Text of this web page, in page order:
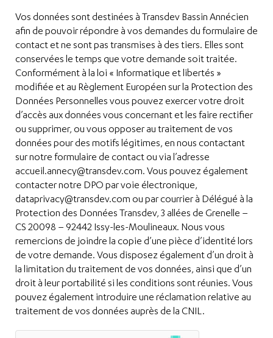
Vos données sont destinées à Transdev Bassin Annécien
afin de pouvoir répondre à vos demandes du formulaire de
contact et ne sont pas transmises à des tiers. Elles sont
conservées le temps que votre demande soit traitée.
Conformément à la loi « Informatique et libertés »
modifiée et au Règlement Européen sur la Protection des
Données Personnelles vous pouvez exercer votre droit
d’accès aux données vous concernant et les faire rectifier
ou supprimer, ou vous opposer au traitement de vos
données pour des motifs légitimes, en nous contactant
sur notre formulaire de contact ou via l’adresse
accueil.annecy@transdev.com. Vous pouvez également
contacter notre DPO par voie électronique,
dataprivacy@transdev.com ou par courrier à Délégué à la
Protection des Données Transdev, 3 allées de Grenelle –
CS 20098 – 92442 Issy-les-Moulineaux. Nous vous
remercions de joindre la copie d’une pièce d’identité lors
de votre demande. Vous disposez également d’un droit à
la limitation du traitement de vos données, ainsi que d’un
droit à leur portabilité si les conditions sont réunies. Vous
pouvez également introduire une réclamation relative au
traitement de vos données auprès de la CNIL.